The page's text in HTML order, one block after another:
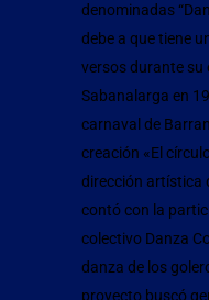
denominadas
debe a que tiene
versos durante su
Sabanalarga en
carnaval de
creación «El
dirección artística
contó con la
colectivo Danza
danza de los
proyecto buscó